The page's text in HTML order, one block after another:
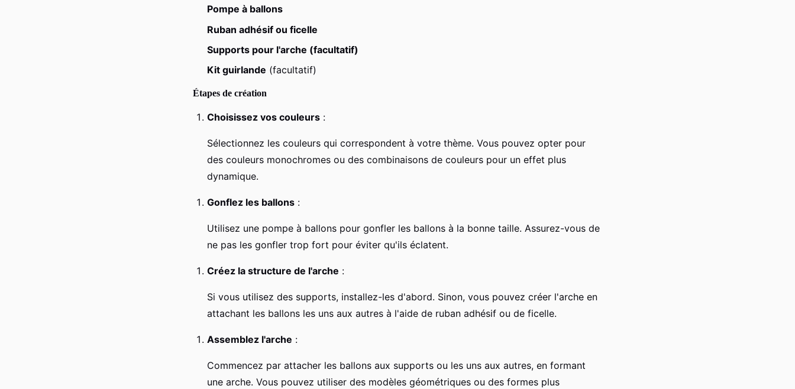
Pompe à ballons
Ruban adhésif ou ficelle
Supports pour l'arche (facultatif)
Kit guirlande (facultatif)
Étapes de création
Choisissez vos couleurs :
Sélectionnez les couleurs qui correspondent à votre thème. Vous pouvez opter pour
des couleurs monochromes ou des combinaisons de couleurs pour un effet plus
dynamique.
Gonflez les ballons :
Utilisez une pompe à ballons pour gonfler les ballons à la bonne taille. Assurez-vous de
ne pas les gonfler trop fort pour éviter qu'ils éclatent.
Créez la structure de l'arche :
Si vous utilisez des supports, installez-les d'abord. Sinon, vous pouvez créer l'arche en
attachant les ballons les uns aux autres à l'aide de ruban adhésif ou de ficelle.
Assemblez l'arche :
Commencez par attacher les ballons aux supports ou les uns aux autres, en formant
une arche. Vous pouvez utiliser des modèles géométriques ou des formes plus